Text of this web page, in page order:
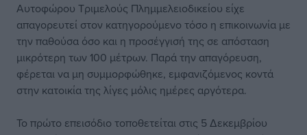
Αυτοφώρου Τριμελούς Πλημμελειοδικείου είχε
απαγορευτεί στον κατηγορούμενο τόσο η επικοινωνία με
την παθούσα όσο και η προσέγγισή της σε απόσταση
μικρότερη των 100 μέτρων. Παρά την απαγόρευση,
φέρεται να μη συμμορφώθηκε, εμφανιζόμενος κοντά
στην κατοικία της λίγες μόλις ημέρες αργότερα.
Το πρώτο επεισόδιο τοποθετείται στις 5 Δεκεμβρίου